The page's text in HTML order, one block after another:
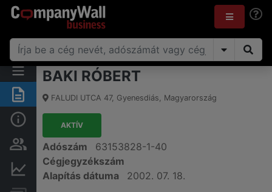
Összegzés
Alap információk
Személyek és tulajdonjog
Pénzügyi információk
BAKI RÓBERT
FALUDI UTCA 47, Gyenesdiás, Magyarország
AKTÍV
Adószám
63153828-1-40
Cégjegyzékszám
Alapítás dátuma
2002. 07. 18.